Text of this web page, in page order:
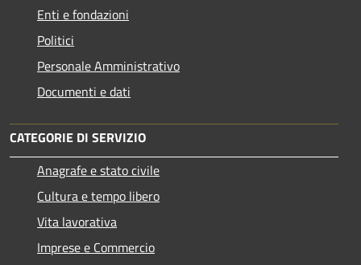
Enti e fondazioni
Politici
Personale Amministrativo
Documenti e dati
CATEGORIE DI SERVIZIO
Anagrafe e stato civile
Cultura e tempo libero
Vita lavorativa
Imprese e Commercio